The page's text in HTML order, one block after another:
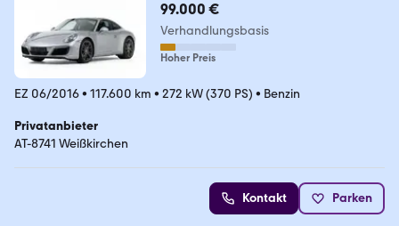
99.000 €
Verhandlungsbasis
Hoher Preis
EZ 06/2016• 117.600 km • 272 kW (370 PS) • Benzin
Privatanbieter
AT-8741 Weißkirchen
Kontakt Parken